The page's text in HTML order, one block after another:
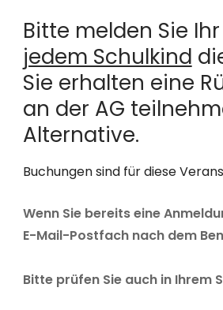
Bitte melden Sie
jedem Schulkind
Sie erhalten eine
an der AG
Alternative.
Buchungen sind für diese
Wenn Sie bereits eine
E-Mail-Postfach nach dem
Bitte prüfen Sie auch in Ihrem